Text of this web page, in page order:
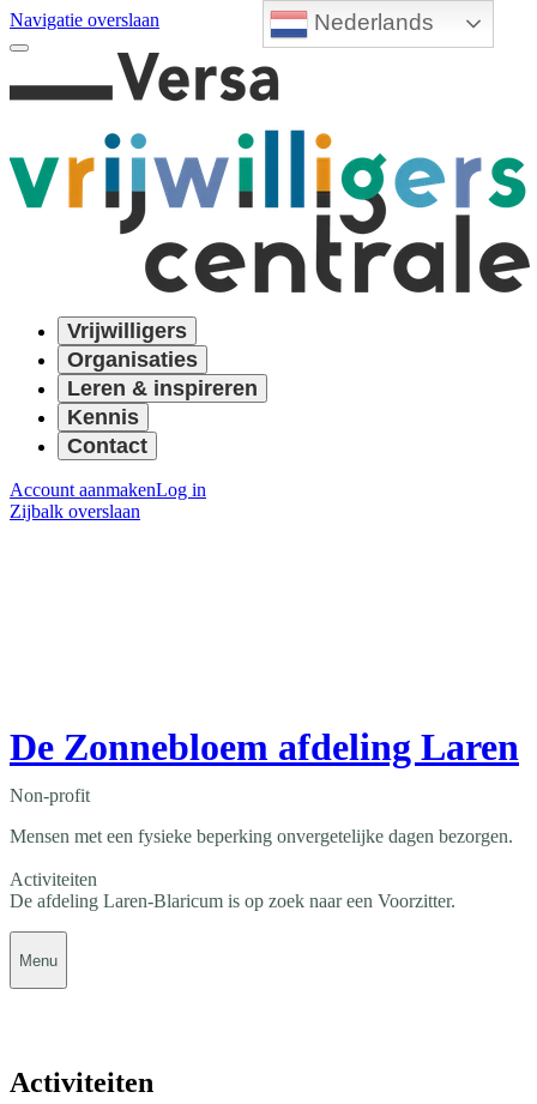
Nederlands
Navigatie overslaan
Vrijwilligers
Organisaties
Leren & inspireren
Kennis
Contact
Account aanmakenLog in
Zijbalk overslaan
De Zonnebloem afdeling Laren
Non-profit
Mensen met een fysieke beperking onvergetelijke dagen bezorgen.
Activiteiten
De afdeling Laren-Blaricum is op zoek naar een Voorzitter.
Menu
Activiteiten